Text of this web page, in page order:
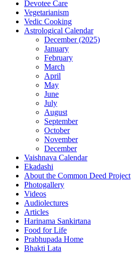
Devotee Care
Vegetarianism
Vedic Cooking
Astrological Calendar
December (2025)
January
February
March
April
May
June
July
August
September
October
November
December
Vaishnava Calendar
Ekadashi
About the Common Deed Project
Photogallery
Videos
Audiolectures
Articles
Harinama Sankirtana
Food for Life
Prabhupada Home
Bhakti Lata